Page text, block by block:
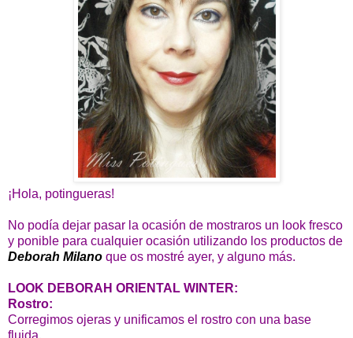
¡Hola, potingueras!
No podía dejar pasar la ocasión de mostraros un look fresco
y ponible para cualquier ocasión utilizando los productos de
Deborah Milano que os mostré ayer, y alguno más.
LOOK DEBORAH ORIENTAL WINTER:
Rostro:
Corregimos ojeras y unificamos el rostro con una base
fluida.